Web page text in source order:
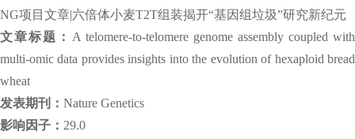
NG项目文章|六倍体小麦T2T组装揭开“基因组垃圾”研究新纪元
文章标题： A telomere-to-telomere genome assembly coupled with
multi-omic data provides insights into the evolution of hexaploid bread
wheat
发表期刊： Nature Genetics
影响因子： 29.0